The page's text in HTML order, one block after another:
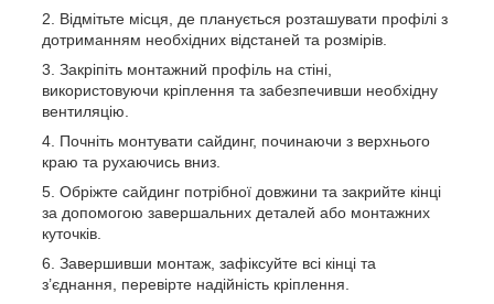
Відмітьте місця, де планується розташувати профілі з
дотриманням необхідних відстаней та розмірів.
Закріпіть монтажний профіль на стіні,
використовуючи кріплення та забезпечивши необхідну
вентиляцію.
Почніть монтувати сайдинг, починаючи з верхнього
краю та рухаючись вниз.
Обріжте сайдинг потрібної довжини та закрийте кінці
за допомогою завершальних деталей або монтажних
куточків.
Завершивши монтаж, зафіксуйте всі кінці та
з’єднання, перевірте надійність кріплення.